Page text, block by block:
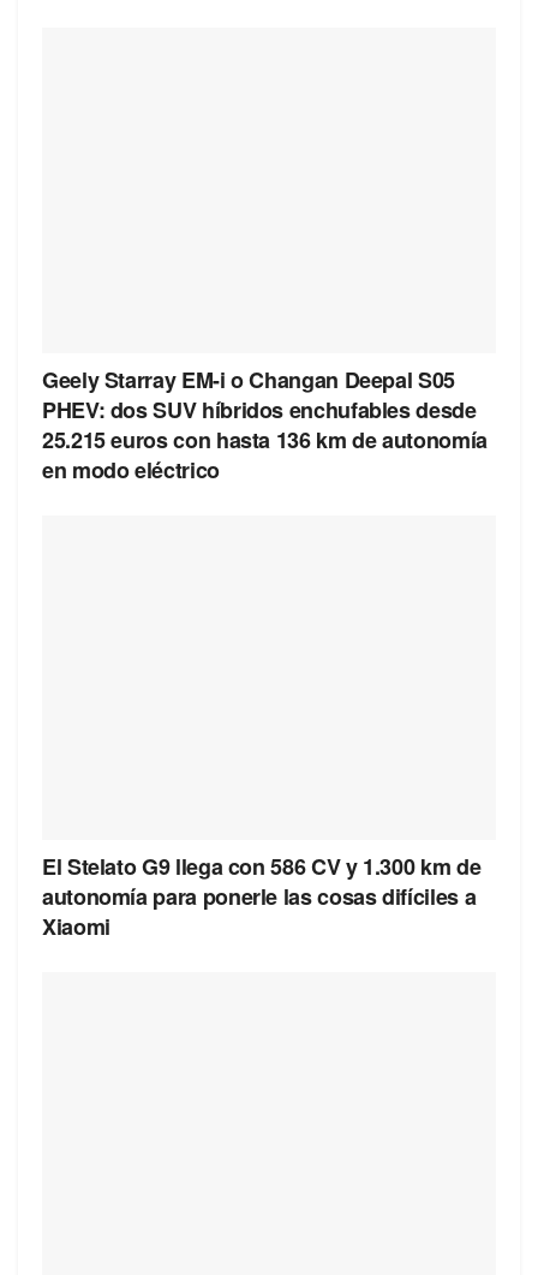
Geely Starray EM-i o Changan Deepal S05
PHEV: dos SUV híbridos enchufables desde
25.215 euros con hasta 136 km de autonomía
en modo eléctrico
El Stelato G9 llega con 586 CV y 1.300 km de
autonomía para ponerle las cosas difíciles a
Xiaomi